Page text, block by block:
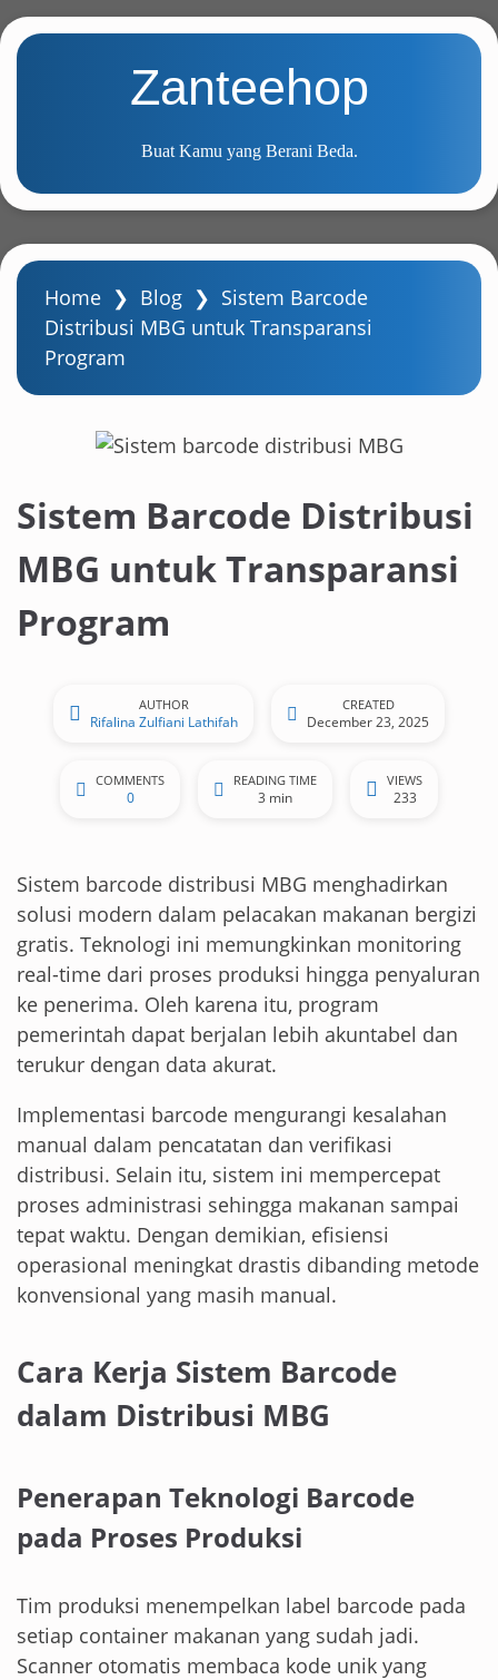
k
m
i
Zanteehop
Buat Kamu yang Berani Beda.
Home ❯ Blog ❯ Sistem Barcode
Distribusi MBG untuk Transparansi
Program
Sistem Barcode Distribusi
MBG untuk Transparansi
Program
AUTHOR
Rifalina Zulfiani Lathifah
CREATED
December 23, 2025
COMMENTS
0
READING TIME
3 min
VIEWS
233
Sistem barcode distribusi MBG menghadirkan
solusi modern dalam pelacakan makanan bergizi
gratis. Teknologi ini memungkinkan monitoring
real-time dari proses produksi hingga penyaluran
ke penerima. Oleh karena itu, program
pemerintah dapat berjalan lebih akuntabel dan
terukur dengan data akurat.
Implementasi barcode mengurangi kesalahan
manual dalam pencatatan dan verifikasi
distribusi. Selain itu, sistem ini mempercepat
proses administrasi sehingga makanan sampai
tepat waktu. Dengan demikian, efisiensi
operasional meningkat drastis dibanding metode
konvensional yang masih manual.
Cara Kerja Sistem Barcode
dalam Distribusi MBG
Penerapan Teknologi Barcode
pada Proses Produksi
Tim produksi menempelkan label barcode pada
setiap container makanan yang sudah jadi.
Scanner otomatis membaca kode unik yang